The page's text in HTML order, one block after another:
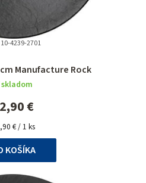
Manufacture Rock
skladom
€
€ / 1 ks
KOŠÍKA
10-4239-2701